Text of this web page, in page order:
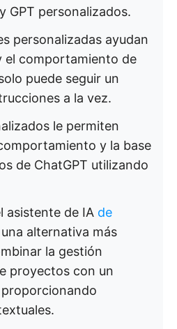
GPT personalizados.
personalizadas ayudan
el comportamiento de
puede seguir un
a la vez.
le permiten
y la base
de ChatGPT utilizando
asistente de IA de
alternativa más
la gestión
proyectos con un